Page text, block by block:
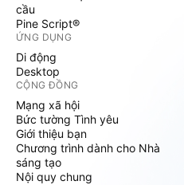
cầu
Pine Script®
ỨNG DỤNG
Di động
Desktop
CỘNG ĐỒNG
Mạng xã hội
Bức tường Tình yêu
Giới thiệu bạn
Chương trình dành cho Nhà
sáng tạo
Nội quy chung